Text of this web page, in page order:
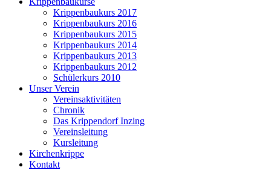
Krippenbaukurs 2017
Krippenbaukurs 2016
Krippenbaukurs 2015
Krippenbaukurs 2014
Krippenbaukurs 2013
Krippenbaukurs 2012
Schülerkurs 2010
Unser Verein
Vereinsaktivitäten
Chronik
Das Krippendorf Inzing
Vereinsleitung
Kursleitung
Kirchenkrippe
Kontakt